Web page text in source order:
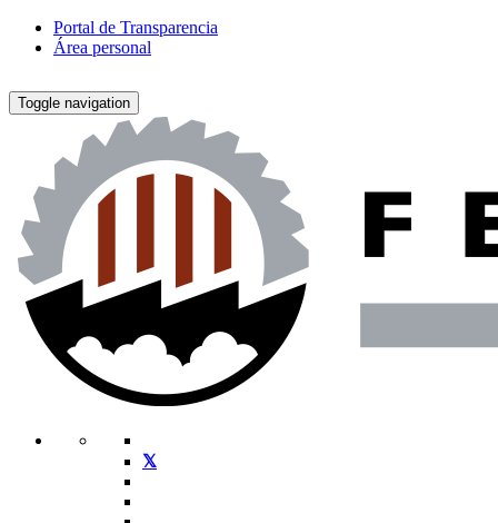
Portal de Transparencia
Área personal
Toggle navigation